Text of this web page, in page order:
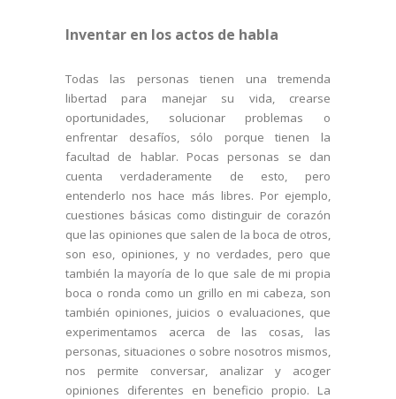
Inventar en los actos de habla
Todas las personas tienen una tremenda
libertad para manejar su vida, crearse
oportunidades, solucionar problemas o
enfrentar desafíos, sólo porque tienen la
facultad de hablar. Pocas personas se dan
cuenta verdaderamente de esto, pero
entenderlo nos hace más libres. Por ejemplo,
cuestiones básicas como distinguir de corazón
que las opiniones que salen de la boca de otros,
son eso, opiniones, y no verdades, pero que
también la mayoría de lo que sale de mi propia
boca o ronda como un grillo en mi cabeza, son
también opiniones, juicios o evaluaciones, que
experimentamos acerca de las cosas, las
personas, situaciones o sobre nosotros mismos,
nos permite conversar, analizar y acoger
opiniones diferentes en beneficio propio. La